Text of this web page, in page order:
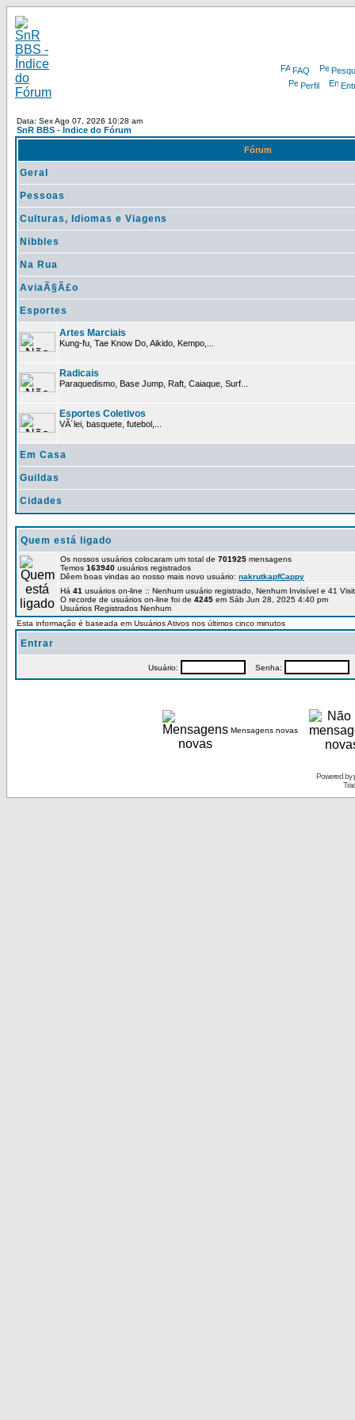
FAQ
Perfil
Data: Sex Ago 07, 2026 10:28 am
SnR BBS - Índice do Fórum
Fórum
Geral
Pessoas
Culturas, Idiomas e Viagens
Nibbles
Na Rua
AviaÃ§Ã£o
Esportes
Artes Marciais
Kung-fu, Tae Know Do, Aikido, Kempo,...
Radicais
Paraquedismo, Base Jump, Raft, Caiaque, Surf...
Esportes Coletivos
VÃ´lei, basquete, futebol,...
Em Casa
Guildas
Cidades
Quem está ligado
Os nossos usuários colocaram um total de 701925 mensagens
Temos 163940 usuários registrados
Dêem boas vindas ao nosso mais novo usuário: nakrutkapfCappy
Há 41 usuários on-line :: Nenhum usuário registrado, Nenhum Invisível e 41
O recorde de usuários on-line foi de 4245 em Sáb Jun 28, 2025 4:40 pm
Usuários Registrados Nenhum
Esta informação é baseada em Usuários Ativos nos últimos cinco minutos
Entrar
Usuário: Senha:
Mensagens novas
Powered by